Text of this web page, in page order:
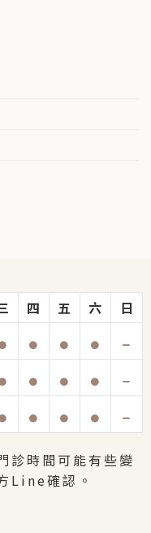
診時間可能有些變
Line確認。
四 五 六 日